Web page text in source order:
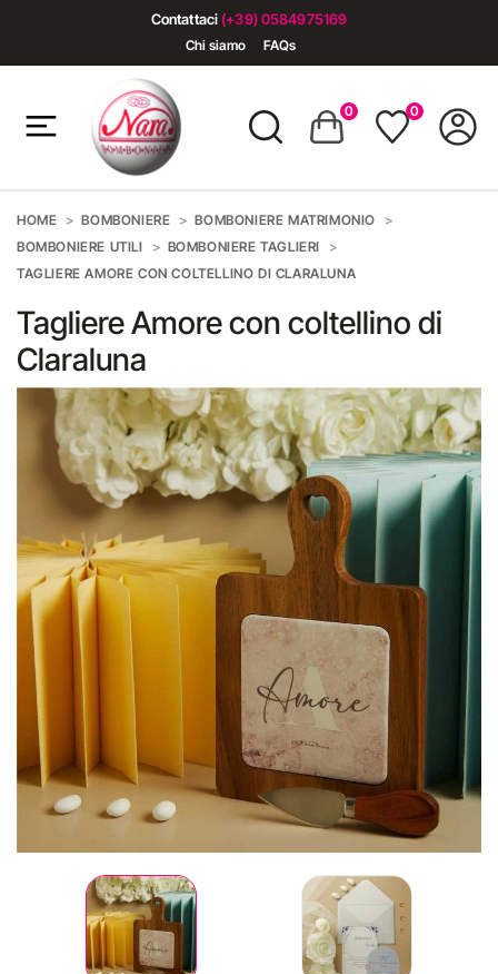
Contattaci (+39) 0584975169
Chi siamo FAQs
0 0
HOME BOMBONIERE
BOMBONIERE MATRIMONIO
BOMBONIERE UTILI
BOMBONIERE TAGLIERI
TAGLIERE AMORE CON COLTELLINO DI CLARALUNA
Tagliere Amore con coltellino di
Claraluna